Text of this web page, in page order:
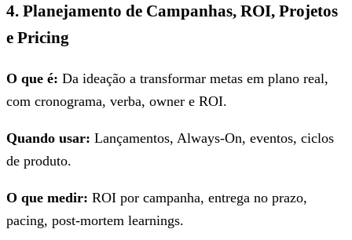
4. Planejamento de Campanhas, ROI, Projetos
e Pricing
O que é: Da ideação a transformar metas em plano real,
com cronograma, verba, owner e ROI.
Quando usar: Lançamentos, Always-On, eventos, ciclos
de produto.
O que medir: ROI por campanha, entrega no prazo,
pacing, post-mortem learnings.